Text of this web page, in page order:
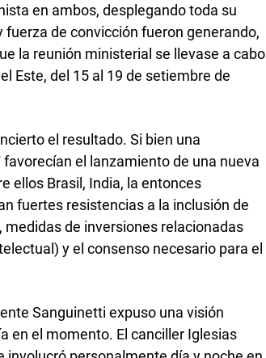
en ambos, desplegando toda su
de convicción fueron generando,
la reunión ministerial se llevase a cabo
Este, del 15 al 19 de setiembre de
el resultado. Si bien una
el lanzamiento de una nueva
ellos Brasil, India, la entonces
fuertes resistencias a la inclusión de
medidas de inversiones relacionadas
y el consenso necesario para el
Sanguinetti expuso una visión
en el momento. El canciller Iglesias